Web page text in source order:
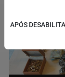
APÓS